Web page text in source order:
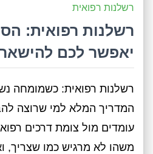
רשלנות רפואית
רשלנות רפואית:
יאפשר לכם
רשלנות רפואית: כשמומחה
המדריך המלא למי שרוצה
עומדים מול צומת דרכים
משהו לא מרגיש כמו שצריך,